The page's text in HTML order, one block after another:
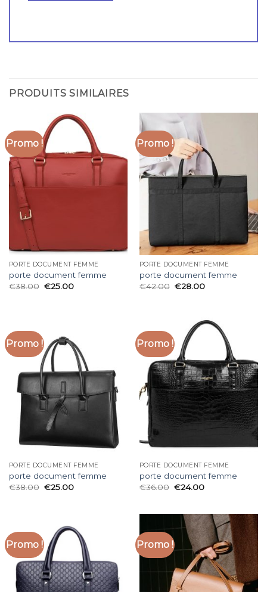
PRODUITS SIMILAIRES
Promo !
PORTE DOCUMENT FEMME
porte document femme
€38.00 €25.00
Promo !
PORTE DOCUMENT FEMME
porte document femme
€42.00 €28.00
Promo !
PORTE DOCUMENT FEMME
porte document femme
€38.00 €25.00
Promo !
PORTE DOCUMENT FEMME
porte document femme
€36.00 €24.00
Promo ! Promo !